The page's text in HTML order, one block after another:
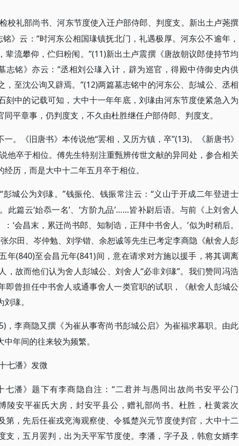
校礼部尚书、河东节度使入迁户部侍郎、判度支。新出土卢荛撰
》云：“时河东公相国瑑镇抚北门，礼遇极厚。河东公不逾年，
流攀仰，伫归粉闱。”(11)新出土卢震撰《唐故朝议郎使持节均
志铭》亦云：“丞相刘公瑑入计，辟为巡官，得殿中侍御史内供
至沈公询又辟焉。”(12)两篇墓志铭中的河东公、彭城公、丞相
刻中的记载可知，大中十一年年底，刘瑑由河东节度使紧急入为
平章事，仍判度支，不久由杜胜继任户部侍郎、判度支。
一。《旧唐书》本传说他“罢相，又历方镇，卒”(13)。《新唐书》
他卒于相位。傅先生特别注重甄辨传世文献的异同处，参合相关
历，而是大中十二年五月卒于相位。
“彭城公为刘瑑。”钱振伦、钱振常注云：“义山于开成二年登进士
篇云‘始忝一名’、‘方阶九品’……皆补尉后语。与前《上刘舍人
‘会昌末，累迁尚书郎、知制诰，正拜中书舍人。’似为时稍后。
张尔田、岑仲勉、刘学锴、余恕诚等先生已考定李商隐《献舍人彭
年(840)至会昌元年(841)间，意在请求对方施以援手，将其调离
，故而他们认为舍人彭城公、刘舍人“必非刘瑑”。我们赞同冯浩
即曾担任中书舍人或通事舍人一类官职的试职，《献舍人彭城公
瑑。
，李商隐又撰《为崔从事寄尚书彭城公启》为崔福求幕职。由此
年间的往来较为频繁。
七潘》发微
七潘》题下有李商隐自注： “二君并与愚同出故尚书安平公门
陵安平崔氏大房，封安平县公，赠礼部尚书。杜胜，杜黄裳次
第，先后任崔戎兖海观察使、令狐楚兴元节度使判官，大中十二
支，五月罢判，出为天平军节度使。李潘，字子及，韩愈女婿李